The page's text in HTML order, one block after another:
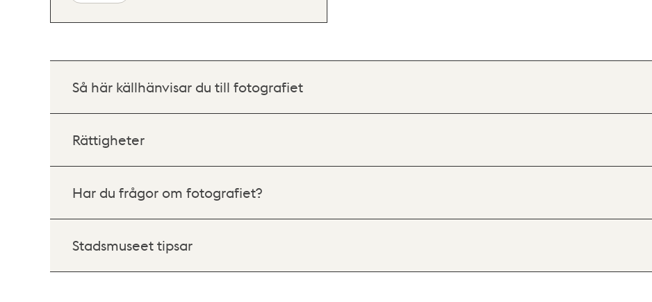
Så här källhänvisar du till fotografiet
Rättigheter
Har du frågor om fotografiet?
Stadsmuseet tipsar